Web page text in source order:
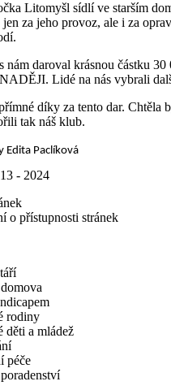
Litomyšl sídlí ve starším
jen za jeho provoz, ale i za
nám daroval krásnou částku
Lidé na nás vybrali
díky za tento dar.
tak náš klub.
Edita Paclíková
- 2024
o přístupnosti stránek
rodiny
děti a mládež
péče